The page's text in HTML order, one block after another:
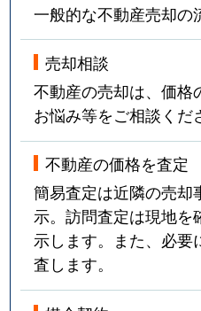
一般的な不動産売却の
売却相談
不動産の売却は、価格
お悩み等をご相談くだ
不動産の価格を査定
簡易査定は近隣の売却
示。訪問査定は現地を
示します。また、必要
査します。